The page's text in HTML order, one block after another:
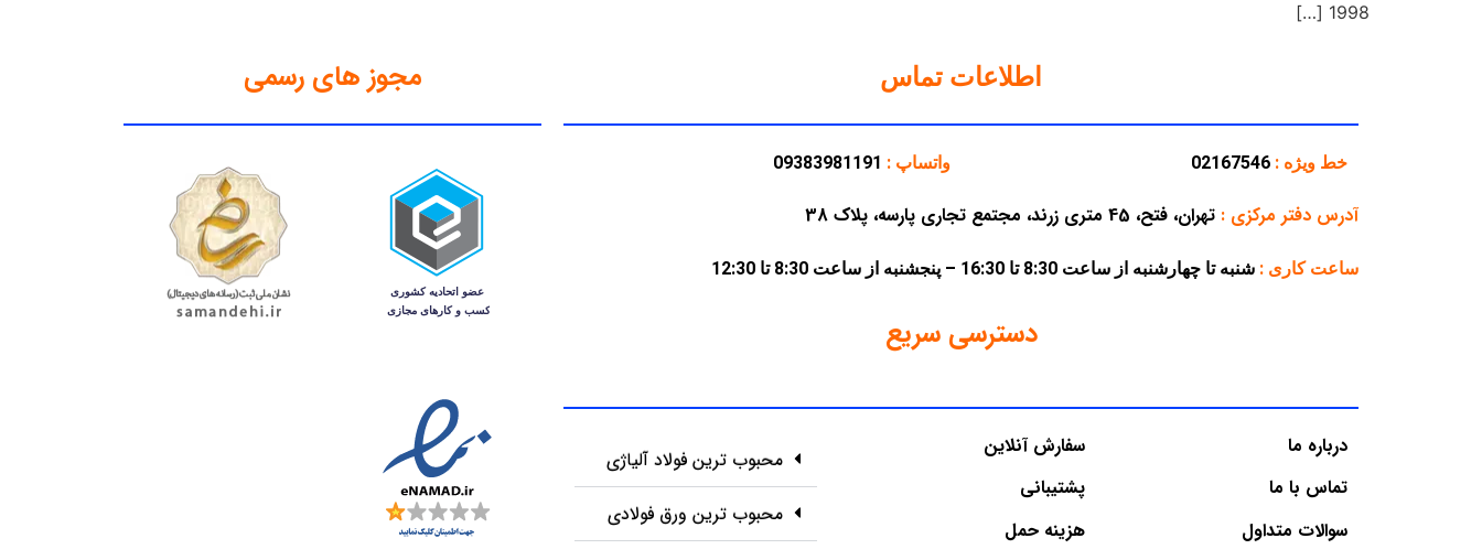
1998 […]
اطلاعات تماس
خط ویژه : 02167546 واتساپ : 09383981191
آدرس دفتر مرکزی : تهران، فتح، 45 متری زرند، مجتمع تجاری پارسه، پلاک 38
ساعت کاری : شنبه تا چهارشنبه از ساعت 8:30 تا 16:30 – پنجشنبه از ساعت 8:30 تا 12:30
دسترسی سریع
درباره ما
تماس با ما
سوالات متداول
سفارش آنلاین
پشتیبانی
هزینه حمل
محبوب ترین فولاد آلیاژی
محبوب ترین ورق فولادی
مجوز های رسمی